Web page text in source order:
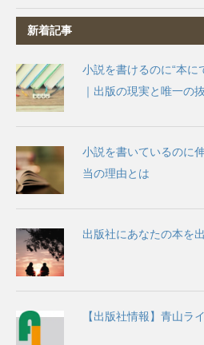
新着記事
小説を書けるのに“本に
｜出版の現実と唯一の
小説を書いているのに
当の理由とは
出版社にあなたの本を
【出版社情報】青山ラ